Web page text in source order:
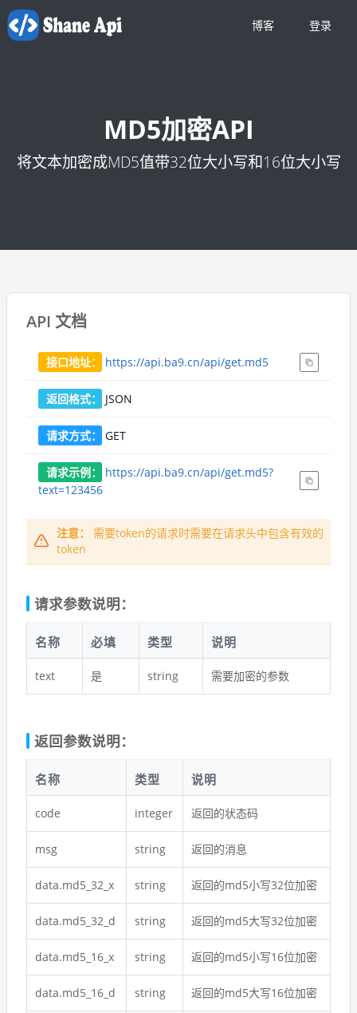
博客 登录
MD5加密API
将文本加密成MD5值带32位大小写和16位大小写
API 文档
接口地址： https://api.ba9.cn/api/get.md5
返回格式： JSON
请求方式： GET
请求示例：
https://api.ba9.cn/api/get.md5?
text=123456
注意：
需要token的请求时需要在请求头中包含有效的
token
请求参数说明：
名称 必填 类型 说明
text 是 string 需要加密的参数
返回参数说明：
名称 类型 说明
code integer 返回的状态码
msg string 返回的消息
data.md5_32_x string 返回的md5小写32位加密
data.md5_32_d string 返回的md5大写32位加密
data.md5_16_x string 返回的md5小写16位加密
data.md5_16_d string 返回的md5大写16位加密